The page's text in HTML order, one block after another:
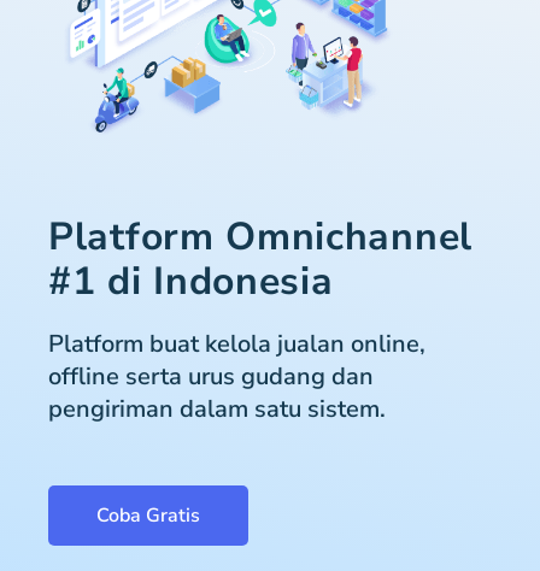
Platform Omnichannel
#1 di Indonesia
Platform buat kelola jualan online,
offline serta urus gudang dan
pengiriman dalam satu sistem.
Coba Gratis